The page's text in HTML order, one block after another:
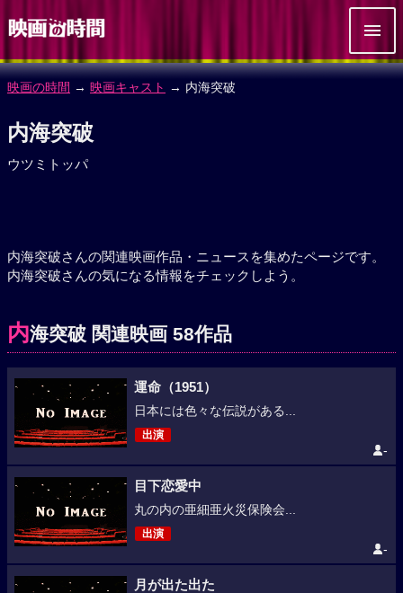
映画の時間 → 映画キャスト → 内海突破
内海突破
ウツミトッパ
内海突破さんの関連映画作品・ニュースを集めたページです。
内海突破さんの気になる情報をチェックしよう。
内海突破 関連映画 58作品
運命（1951）
日本には色々な伝説がある...
出演
-
目下恋愛中
丸の内の亜細亜火災保険会...
出演
-
月が出た出た